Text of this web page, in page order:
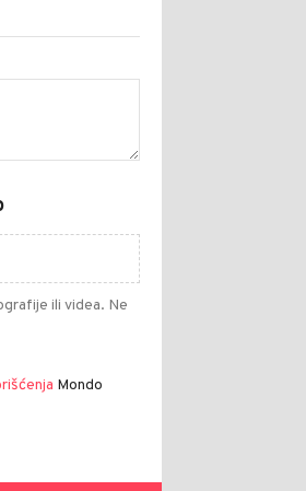
ili videa. Ne
Mondo